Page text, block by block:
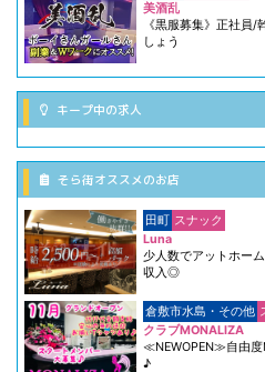
美酒乱
《黒服募集》正社員
しょう
キープ中の求人
そら街オススメのお店
田町 スナック
Luna
少人数でアットホー
収入◎
倉敷市水島・その他
クラブMONALIZA
≪NEWOPEN≫自由度
♪